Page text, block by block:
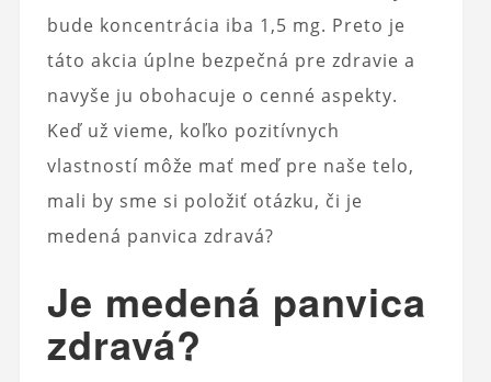
bude koncentrácia iba 1,5 mg. Preto je
táto akcia úplne bezpečná pre zdravie a
navyše ju obohacuje o cenné aspekty.
Keď už vieme, koľko pozitívnych
vlastností môže mať meď pre naše telo,
mali by sme si položiť otázku, či je
medená panvica zdravá?
Je medená panvica
zdravá?